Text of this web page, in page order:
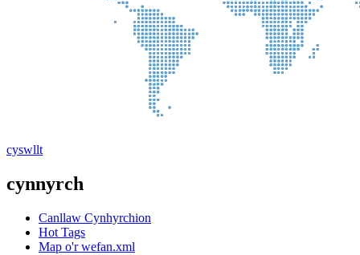
cyswllt
cynnyrch
Canllaw Cynhyrchion
Hot Tags
Map o'r wefan.xml